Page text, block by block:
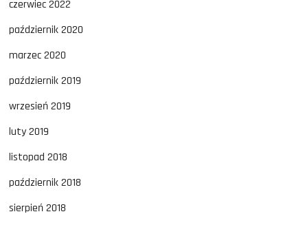
czerwiec 2022
październik 2020
marzec 2020
październik 2019
wrzesień 2019
luty 2019
listopad 2018
październik 2018
sierpień 2018